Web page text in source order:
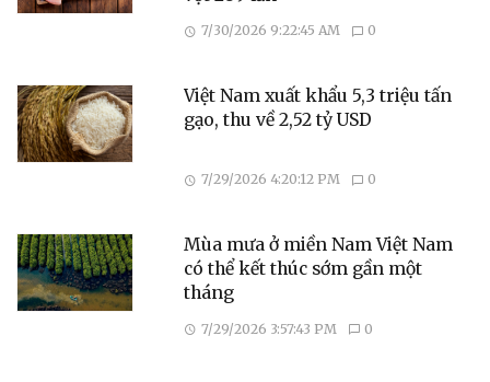
7/30/2026 9:22:45 AM 0
Việt Nam xuất khẩu 5,3 triệu tấn
gạo, thu về 2,52 tỷ USD
7/29/2026 4:20:12 PM 0
Mùa mưa ở miền Nam Việt Nam
có thể kết thúc sớm gần một
tháng
7/29/2026 3:57:43 PM 0